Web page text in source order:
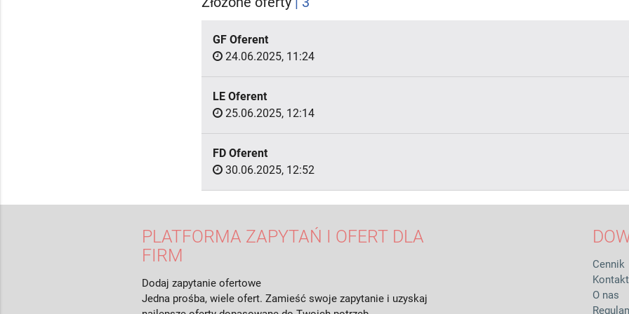
GF Oferent
24.06.2025, 11:24
LE Oferent
25.06.2025, 12:14
FD Oferent
30.06.2025, 12:52
PLATFORMA ZAPYTAŃ I OFERT DLA
FIRM
Dodaj zapytanie ofertowe
Jedna prośba, wiele ofert. Zamieść swoje zapytanie i uzyskaj
Cennik
Kontakt
O nas